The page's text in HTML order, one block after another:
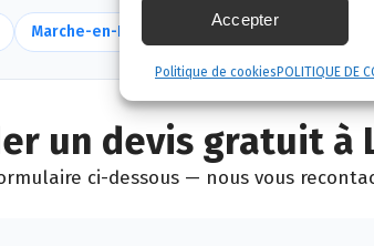
Accepter
Politique de cookiesPOLITIQUE DE
Marche-en-Famenne Bertrix
un devis gratuit à
ci-dessous — nous vous